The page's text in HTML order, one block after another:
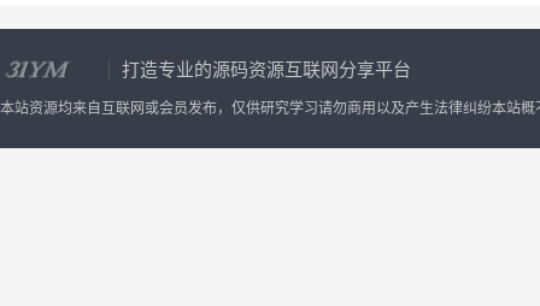
打造专业的源码资源互联网分享平台
本站资源均来自互联网或会员发布，仅供研究学习请勿商用以及产生法律纠纷本站